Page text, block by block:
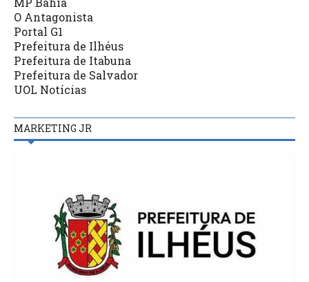
O Antagonista
Portal G1
Prefeitura de Ilhéus
Prefeitura de Itabuna
Prefeitura de Salvador
UOL Notícias
MARKETING JR